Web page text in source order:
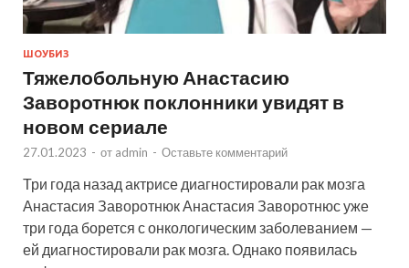
ШОУБИЗ
Тяжелобольную Анастасию
Заворотнюк поклонники увидят в
новом сериале
27.01.2023 - от admin - Оставьте комментарий
Три года назад актрисе диагностировали рак мозга
Анастасия Заворотнюк Анастасия Заворотнюс уже
три года борется с онкологическим заболеванием —
ей диагностировали рак мозга. Однако появилась